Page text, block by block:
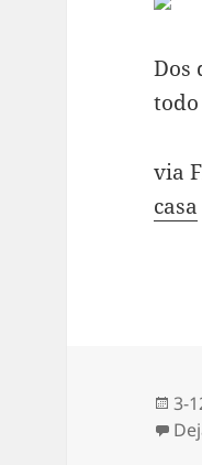
Dos
via
casa
el
3-